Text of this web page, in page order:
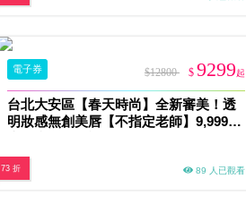
電子券 $12800 $ 9299起
台北大安區【春天時尚】全新審美！透
明妝感無創美唇【不指定老師】9,999乙
73 折 89 人已觀看